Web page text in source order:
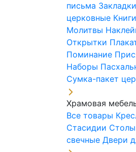
письма Закладки
церковные
Молитвы
Открытки
Поминание
Наборы
Сумка-пакет
Храмовая
Все товары
Стасидии
свечные Двери